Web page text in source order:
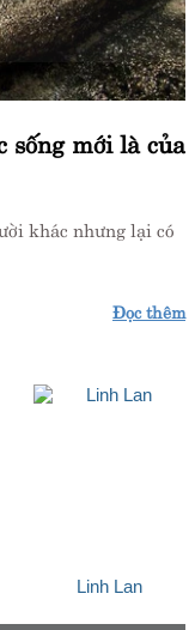
sống mới là của
khác nhưng lại có
Đọc thêm
Linh Lan